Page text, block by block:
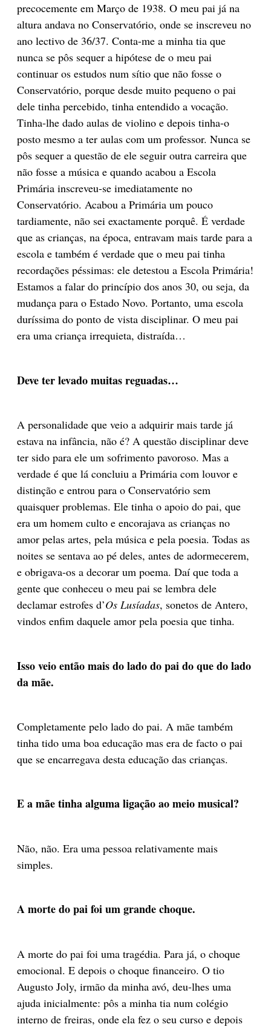
precocemente em Março de 1938. O meu pai já na
altura andava no Conservatório, onde se inscreveu no
ano lectivo de 36/37. Conta-me a minha tia que
nunca se pôs sequer a hipótese de o meu pai
continuar os estudos num sítio que não fosse o
Conservatório, porque desde muito pequeno o pai
dele tinha percebido, tinha entendido a vocação.
Tinha-lhe dado aulas de violino e depois tinha-o
posto mesmo a ter aulas com um professor. Nunca se
pôs sequer a questão de ele seguir outra carreira que
não fosse a música e quando acabou a Escola
Primária inscreveu-se imediatamente no
Conservatório. Acabou a Primária um pouco
tardiamente, não sei exactamente porquê. É verdade
que as crianças, na época, entravam mais tarde para a
escola e também é verdade que o meu pai tinha
recordações péssimas: ele detestou a Escola Primária!
Estamos a falar do princípio dos anos 30, ou seja, da
mudança para o Estado Novo. Portanto, uma escola
duríssima do ponto de vista disciplinar. O meu pai
era uma criança irrequieta, distraída…
Deve ter levado muitas reguadas…
A personalidade que veio a adquirir mais tarde já
estava na infância, não é? A questão disciplinar deve
ter sido para ele um sofrimento pavoroso. Mas a
verdade é que lá concluiu a Primária com louvor e
distinção e entrou para o Conservatório sem
quaisquer problemas. Ele tinha o apoio do pai, que
era um homem culto e encorajava as crianças no
amor pelas artes, pela música e pela poesia. Todas as
noites se sentava ao pé deles, antes de adormecerem,
e obrigava-os a decorar um poema. Daí que toda a
gente que conheceu o meu pai se lembra dele
declamar estrofes d’Os Lusíadas, sonetos de Antero,
vindos enfim daquele amor pela poesia que tinha.
Isso veio então mais do lado do pai do que do lado
da mãe.
Completamente pelo lado do pai. A mãe também
tinha tido uma boa educação mas era de facto o pai
que se encarregava desta educação das crianças.
E a mãe tinha alguma ligação ao meio musical?
Não, não. Era uma pessoa relativamente mais
simples.
A morte do pai foi um grande choque.
A morte do pai foi uma tragédia. Para já, o choque
emocional. E depois o choque financeiro. O tio
Augusto Joly, irmão da minha avó, deu-lhes uma
ajuda inicialmente: pôs a minha tia num colégio
interno de freiras, onde ela fez o seu curso e depois